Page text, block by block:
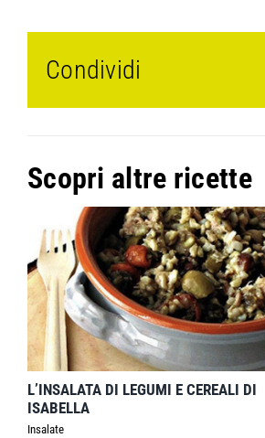
Condividi
Scopri altre ricette
L’INSALATA DI LEGUMI E CEREALI DI
ISABELLA
Insalate